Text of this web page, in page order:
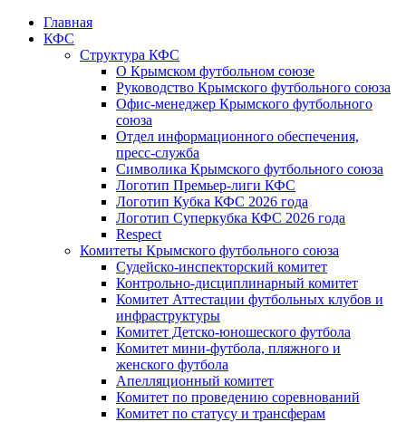
Главная
КФС
Структура КФС
О Крымском футбольном союзе
Руководство Крымского футбольного союза
Офис-менеджер Крымского футбольного
союза
Отдел информационного обеспечения,
пресс-служба
Символика Крымского футбольного союза
Логотип Премьер-лиги КФС
Логотип Кубка КФС 2026 года
Логотип Суперкубка КФС 2026 года
Respect
Комитеты Крымского футбольного союза
Судейско-инспекторский комитет
Контрольно-дисциплинарный комитет
Комитет Аттестации футбольных клубов и
инфраструктуры
Комитет Детско-юношеского футбола
Комитет мини-футбола, пляжного и
женского футбола
Апелляционный комитет
Комитет по проведению соревнований
Комитет по статусу и трансферам